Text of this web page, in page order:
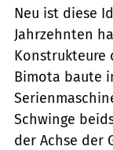
Neu ist diese
Jahrzehnten
Konstrukteure
Bimota baute
Schwinge
der Achse der